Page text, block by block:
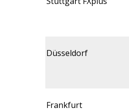
Düsseldorf
Frankfurt